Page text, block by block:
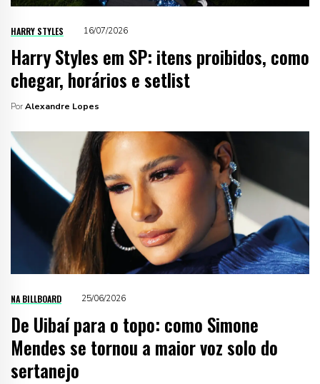
HARRY STYLES 16/07/2026
Harry Styles em SP: itens proibidos, como
chegar, horários e setlist
PorAlexandre Lopes
NA BILLBOARD 25/06/2026
De Uibaí para o topo: como Simone
Mendes se tornou a maior voz solo do
sertanejo